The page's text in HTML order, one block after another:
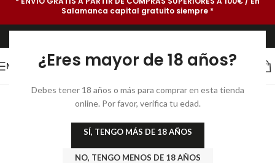
¿Eres mayor de 18 años?
Debes tener 18 años o más para comprar en esta tienda
online. Por favor, verifica tu edad.
SÍ, TENGO MÁS DE 18 AÑOS
NO, TENGO MENOS DE 18 AÑOS
Salamanca capital gratuito siempre *
MENU